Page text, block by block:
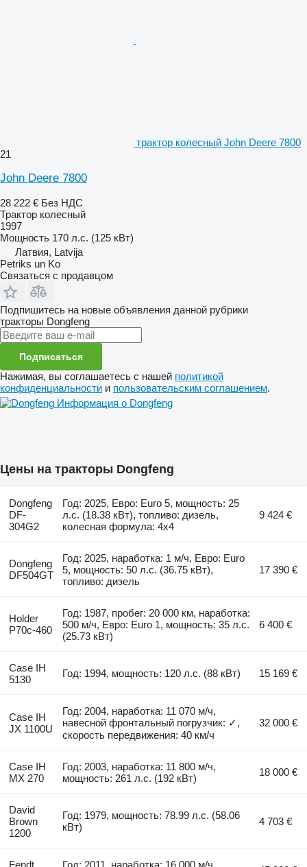
трактор колесный John Deere 7800
21
John Deere 7800
28 222 € Без НДС
Трактор колесный
1997
Мощность 170 л.с. (125 кВт)
Латвия, Latvija
Petriks un Ko
Связаться с продавцом
Подпишитесь на новые объявления данной рубрики
тракторы Dongfeng
Подписаться
Нажимая, вы соглашаетесь с нашей политикой
конфиденциальности и пользовательским соглашением.
Информация о Dongfeng
Цены на тракторы Dongfeng
Dongfeng
DF-
304G2
Год: 2025, Евро: Euro 5, мощность: 25
л.с. (18.38 кВт), топливо: дизель,
колесная формула: 4x4
9 424 €
Dongfeng
DF504GT
Год: 2025, наработка: 1 м/ч, Евро: Euro
5, мощность: 50 л.с. (36.75 кВт),
топливо: дизель
17 390 €
Holder
P70c-460
Год: 1987, пробег: 20 000 км, наработка:
500 м/ч, Евро: Euro 1, мощность: 35 л.с.
(25.73 кВт)
6 400 €
Case IH
5130
Год: 1994, мощность: 120 л.с. (88 кВт) 15 169 €
Case IH
JX 1100U
Год: 2004, наработка: 11 070 м/ч,
навесной фронтальный погрузчик: ✓,
скорость передвижения: 40 км/ч
32 000 €
Case IH
MX 270
Год: 2003, наработка: 11 800 м/ч,
мощность: 261 л.с. (192 кВт)
18 000 €
David
Brown
1200
Год: 1979, мощность: 78.99 л.с. (58.06
кВт)
4 703 €
Fendt Год: 2011, наработка: 16 000 м/ч,